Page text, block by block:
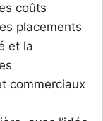
coûts
placements
et la
commerciaux